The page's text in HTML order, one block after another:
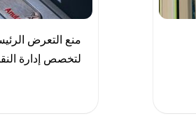
لتخصص إدارة